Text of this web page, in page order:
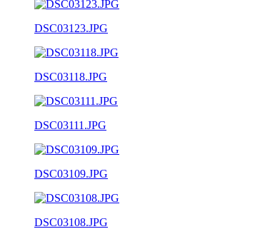
DSC03123.JPG
DSC03118.JPG
DSC03111.JPG
DSC03109.JPG
DSC03108.JPG